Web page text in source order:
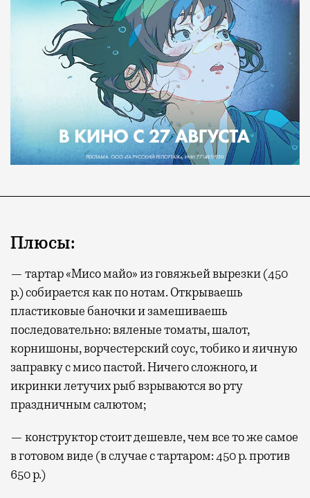
Плюсы:
— тартар «Мисо майо» из говяжьей вырезки (450
р.) собирается как по нотам. Открываешь
пластиковые баночки и замешиваешь
последовательно: вяленые томаты, шалот,
корнишоны, ворчестерский соус, тобико и яичную
заправку с мисо пастой. Ничего сложного, и
икринки летучих рыб взрываются во рту
праздничным салютом;
— конструктор стоит дешевле, чем все то же самое
в готовом виде (в случае с тартаром: 450 р. против
650 р.)